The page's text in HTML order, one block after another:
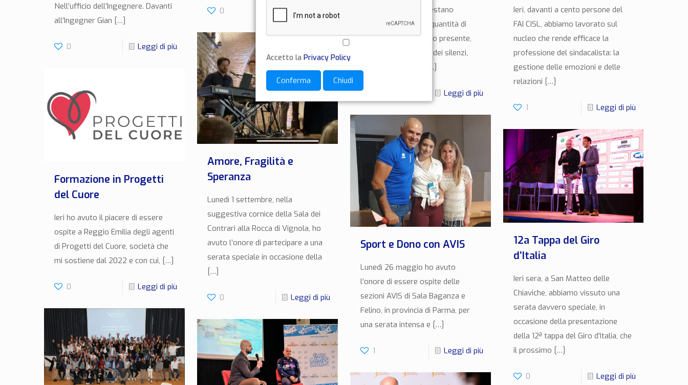
Nell’ufficio dell’Ingegnere. Davanti
all’Ingegner Gian […]
0 Leggi di più
0 Leggi di più
Ci sono serate che restano
impresse non per la quantità di
applausi e del pubblico presente,
ma per la profondità dei silenzi,
[…]
Leggi di più
Ieri, davanti a cento persone del
FAI CISL, abbiamo lavorato sul
nucleo che rende efficace la
professione del sindacalista: la
gestione delle emozioni e delle
relazioni […]
1 Leggi di più
Amore, Fragilità e
Speranza
Lunedì 1 settembre, nella
suggestiva cornice della Sala dei
Contrari alla Rocca di Vignola, ho
avuto l’onore di partecipare a una
serata speciale in occasione della
[…]
0 Leggi di più
Formazione in Progetti
del Cuore
Ieri ho avuto il piacere di essere
ospite a Reggio Emilia degli agenti
di Progetti del Cuore, società che
mi sostiene dal 2022 e con cui, […]
0 Leggi di più
Sport e Dono con AVIS
Lunedì 26 maggio ho avuto
l’onore di essere ospite delle
sezioni AVIS di Sala Baganza e
Felino, in provincia di Parma, per
una serata intensa e […]
1 Leggi di più
12a Tappa del Giro
d’Italia
Ieri sera, a San Matteo delle
Chiaviche, abbiamo vissuto una
serata davvero speciale, in
occasione della presentazione
della 12ª tappa del Giro d’Italia, che
il prossimo […]
0 Leggi di più
Accetto la Privacy Policy
Conferma Chiudi